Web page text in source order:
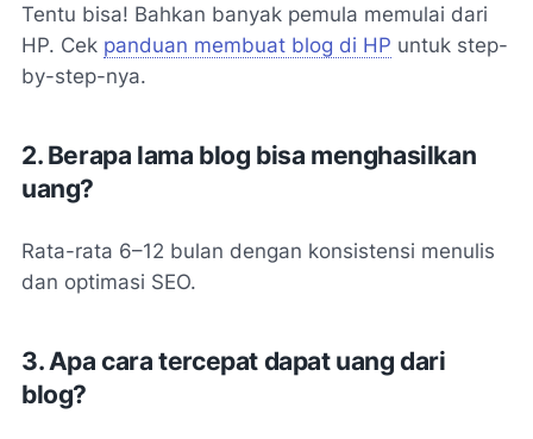
Tentu bisa! Bahkan banyak pemula memulai dari
HP. Cek panduan membuat blog di HP untuk step-
by-step-nya.
2. Berapa lama blog bisa menghasilkan
uang?
Rata-rata 6–12 bulan dengan konsistensi menulis
dan optimasi SEO.
3. Apa cara tercepat dapat uang dari
blog?